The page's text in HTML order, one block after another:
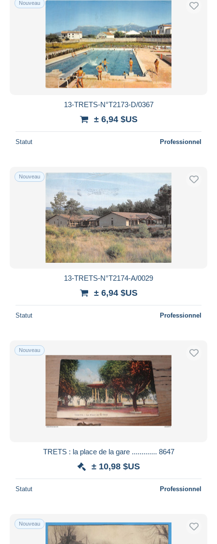
Uniquement en réduction
Méthodes de paiement
PayPal
Virement bancaire
Visa
Mastercard
Bancontact
Tout désélectionner
Monde entier
Appliquer
Nouveau
13-TRETS-N°T2173-D/0367
± 6,94 $US
Statut Professionnel
Nouveau
13-TRETS-N°T2174-A/0029
± 6,94 $US
Statut Professionnel
Nouveau
TRETS : la place de la gare ............. 8647
± 10,98 $US
Statut Professionnel
Nouveau